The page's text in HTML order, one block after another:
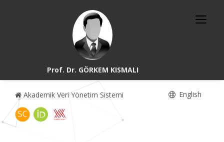
Prof. Dr. GÖRKEM KISMALI
Akademik Veri Yönetim Sistemi English